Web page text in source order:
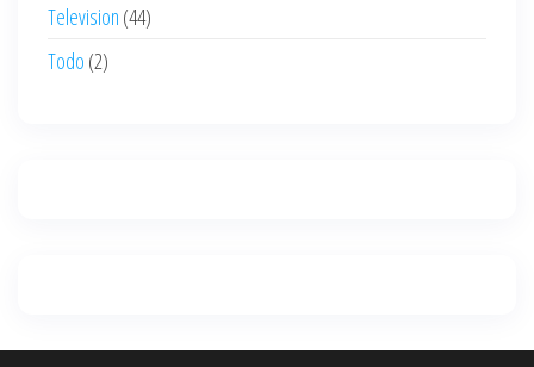
Television (44)
Todo (2)